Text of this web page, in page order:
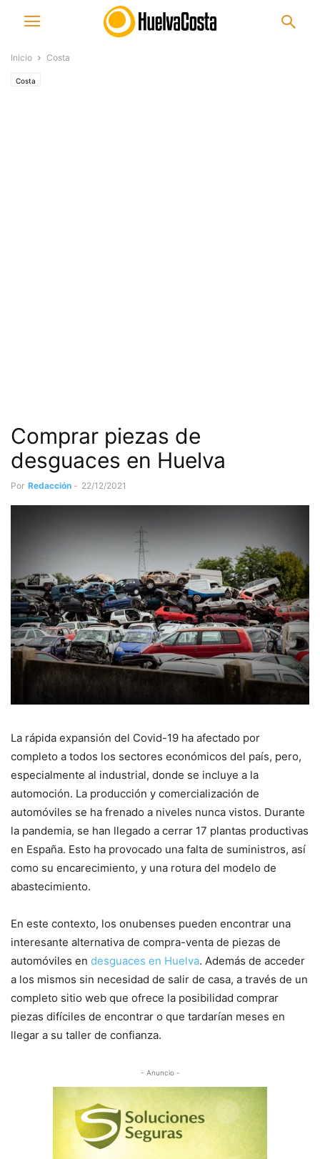
Inicio Costa
Costa
Comprar piezas de
desguaces en Huelva
Por Redacción - 22/12/2021
La rápida expansión del Covid-19 ha afectado por
completo a todos los sectores económicos del país, pero,
especialmente al industrial, donde se incluye a la
automoción. La producción y comercialización de
automóviles se ha frenado a niveles nunca vistos. Durante
la pandemia, se han llegado a cerrar 17 plantas productivas
en España. Esto ha provocado una falta de suministros, así
como su encarecimiento, y una rotura del modelo de
abastecimiento.
En este contexto, los onubenses pueden encontrar una
interesante alternativa de compra-venta de piezas de
automóviles en desguaces en Huelva. Además de acceder
a los mismos sin necesidad de salir de casa, a través de un
completo sitio web que ofrece la posibilidad comprar
piezas difíciles de encontrar o que tardarían meses en
llegar a su taller de confianza.
- Anuncio -